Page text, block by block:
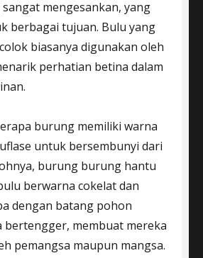
mengesankan, yang
berbagai tujuan. Bulu yang
biasanya digunakan oleh
perhatian betina dalam
burung memiliki warna
untuk bersembunyi dari
burung burung hantu
berwarna cokelat dan
dengan batang pohon
bertengger, membuat mereka
pemangsa maupun mangsa.